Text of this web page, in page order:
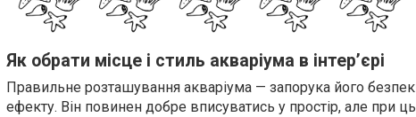
Як обрати місце і стиль акваріума в інтер’єрі
Правильне розташування акваріума — запорука його
ефекту. Він повинен добре вписуватись у простір, але при